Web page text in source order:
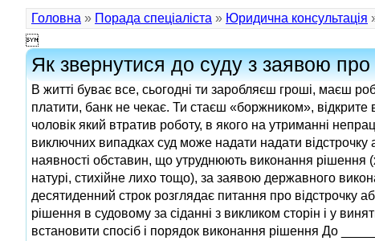
Головна » Порада спеціаліста » Юридична консультація

Як звернутися до суду з заявою
В житті буває все, сьогодні ти заробляєш гроші, маєш
платити, банк не чекає. Ти стаєш «боржником»,
чоловік який втратив роботу, в якого на утриманні
виключних випадках суд може надати надати
наявності обставин, що утруднюють виконання рішення
натурі, стихійне лихо тощо), за заявою державного
десятиденний строк розглядає питання про відстрочку
рішення в судовому за сіданні з викликом сторін і у
встановити спосіб і порядок виконання рішення До